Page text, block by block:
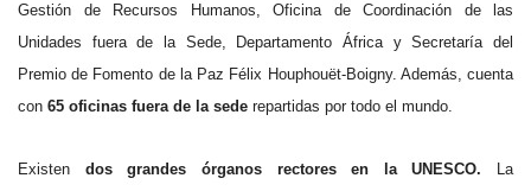
Gestión de Recursos Humanos, Oficina de Coordinación de las
Unidades fuera de la Sede, Departamento África y Secretaría del
Premio de Fomento de la Paz Félix Houphouët-Boigny. Además, cuenta
con 65 oficinas fuera de la sede repartidas por todo el mundo.
Existen dos grandes órganos rectores en la UNESCO. La